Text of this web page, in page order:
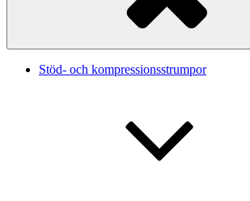
Stöd- och kompressionsstrumpor